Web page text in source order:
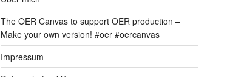
The OER Canvas to support OER production –
Make your own version! #oer #oercanvas
Impressum